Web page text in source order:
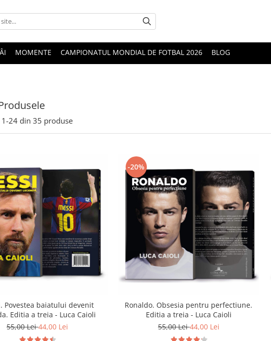
MOMENTE CAMPIONATUL MONDIAL DE FOTBAL 2026 BLOG
1-24 din 35 produse
Povestea baiatului devenit
Editia a treia - Luca Caioli
55,00 Lei44,00 Lei
-20%
Ronaldo. Obsesia pentru perfectiune.
Editia a treia - Luca Caioli
55,00 Lei44,00 Lei